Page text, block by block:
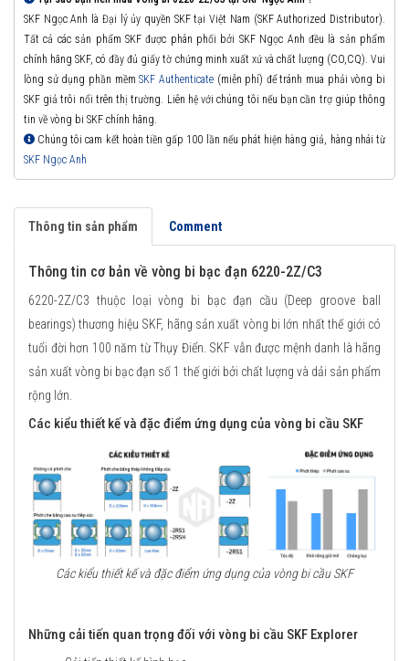
SKF Ngọc Anh là Đại lý ủy quyền SKF tại Việt Nam (SKF Authorized Distributor).
Tất cả các sản phẩm SKF được phân phối bởi SKF Ngọc Anh đều là sản phẩm
chính hãng SKF, có đầy đủ giấy tờ chứng minh xuất xứ và chất lượng (CO,CQ). Vui
lòng sử dụng phần mềmSKF Authenticate(miễn phí) để tránh mua phải vòng bi
SKF giả trôi nổi trên thị trường. Liên hệ với chúng tôi nếu bạn cần trợ giúp thông
tin về vòng bi SKF chính hãng.
Chúng tôi cam kết hoàn tiền gấp 100 lần nếu phát hiện hàng giả, hàng nhái từ
SKF Ngọc Anh
Thông tin sản phẩm Comment
Thông tin cơ bản về vòng bi bạc đạn 6220-2Z/C3
6220-2Z/C3 thuộc loại vòng bi bạc đạn cầu (Deep groove ball
bearings) thương hiệu SKF, hãng sản xuất vòng bi lớn nhất thế giới có
tuổi đời hơn 100 năm từ Thụy Điển. SKF vẫn được mệnh danh là hãng
sản xuất vòng bi bạc đạn số 1 thế giới bởi chất lượng và dải sản phẩm
rộng lớn.
Các kiểu thiết kế và đặc điểm ứng dụng của vòng bi cầu SKF
Các kiểu thiết kế và đặc điểm ứng dụng của vòng bi cầu SKF
Những cải tiến quan trọng đối với vòng bi cầu SKF Explorer